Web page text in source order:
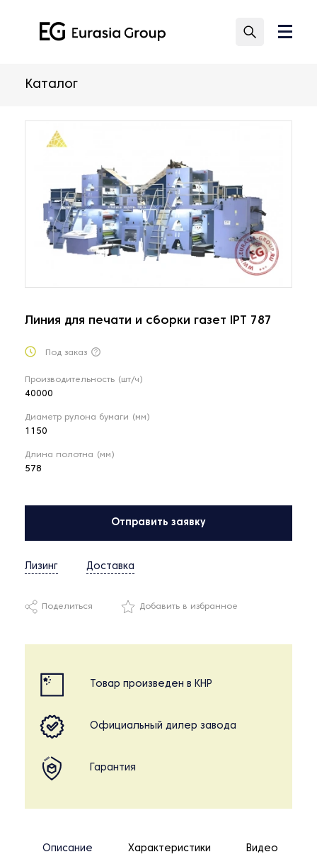
Каталог
Линия для печати и сборки газет IPT 787
Под заказ
Производительность (шт/ч)
40000
Диаметр рулона бумаги (мм)
1150
Длина полотна (мм)
578
Отправить заявку
Лизинг Доставка
Поделиться Добавить в избранное
Товар произведен в КНР
Официальный дилер завода
Гарантия
Описание Характеристики Видео